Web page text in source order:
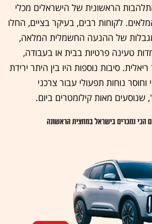
הראשונית של הישראלים מכלי
לקוחות רבים, בעיקר בציים, החלו
של ההנעה החשמלית המלאה,
טעינה פרטיות בבית או בעבודה,
סיבות נוספות היו בין היתר ירידת
נוחות תפעולי עבור צרכני
שנוסעים מאות קילומטרים ביום.